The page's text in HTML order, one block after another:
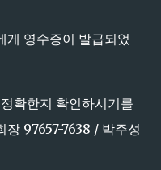
게 영수증이 발급되었
확한지 확인하시기를
장 97657-7638 / 박주성